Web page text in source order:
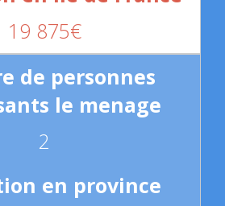
19 875€
2